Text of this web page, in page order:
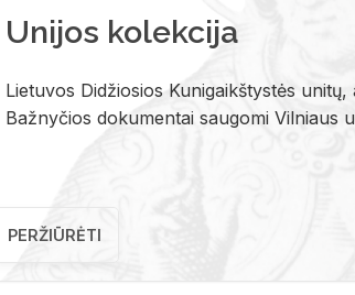
Unijos kolekcija
Lietuvos Didžiosios Kunigaikštystės
Bažnyčios dokumentai saugomi Vilniaus
PERŽIŪRĖTI